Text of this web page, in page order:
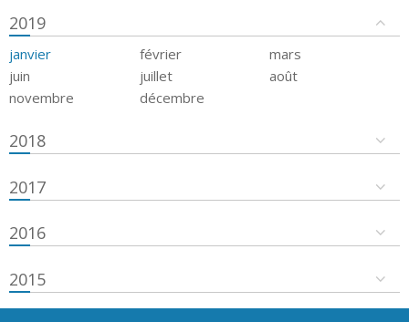
2019
janvier février
mars
juin
juillet
août
novembre
décembre
2018
2017
2016
2015